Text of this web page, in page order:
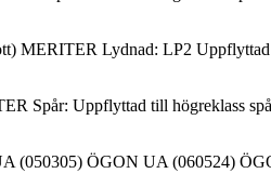
MERITER Lydnad: LP2
Spår: Uppflyttad till högreklass
(050305) ÖGON UA (060524)